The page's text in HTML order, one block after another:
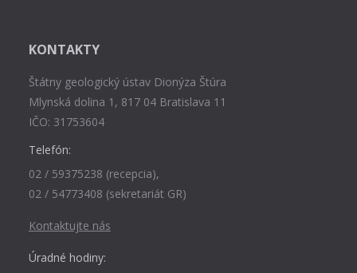
KONTAKTY
Štátny geologický ústav Dionýza Štúra
Mlynská dolina 1, 817 04 Bratislava 11
IČO: 31753604
Telefón:
02 / 59375238 (recepcia),
02 / 54773408 (sekretariát GR)
Kontaktujte nás
Úradné hodiny: